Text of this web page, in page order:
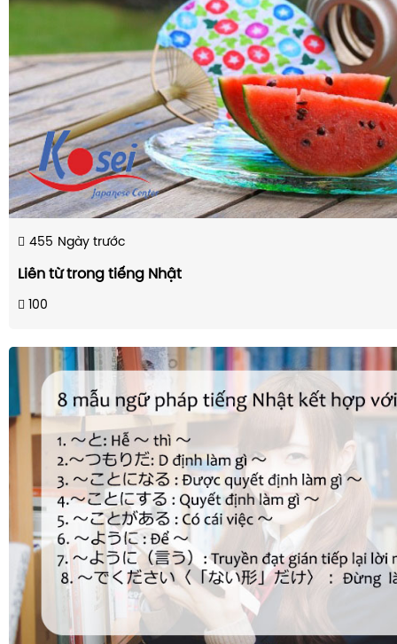
455 Ngày trước
Liên từ trong tiếng Nhật
100